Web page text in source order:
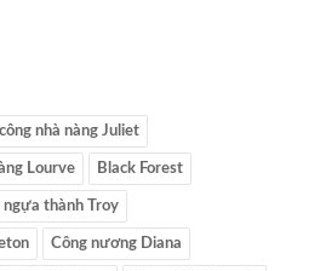
nhà nàng Juliet
Lourve Black Forest
ngựa thành Troy
Công nương Diana